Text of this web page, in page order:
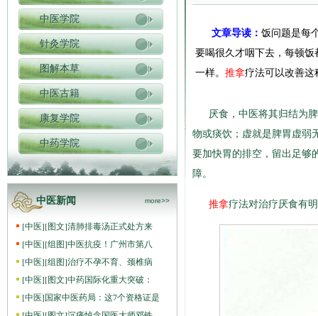
中医学院
针灸学院
图解本草
中医古籍
康复学院
中药学院
中医新闻 more>>
[中医][图文]清肺排毒汤正式处方来
[中医][组图]中医抗疫！广州市第八
[中医][组图]治疗不孕不育、颈椎病
[中医][图文]中药国际化重大突破：
[中医]国家中医药局：这7个资格证是
文章导读： 饭问题是每
要喝很久才咽下去，每顿
一样。 推拿疗法可以改善这
厌食，中医将其归结为
物或痰饮；虚就是脾胃虚弱
要加快胃的排空，留出足够
障。
推拿疗法对治疗厌食有